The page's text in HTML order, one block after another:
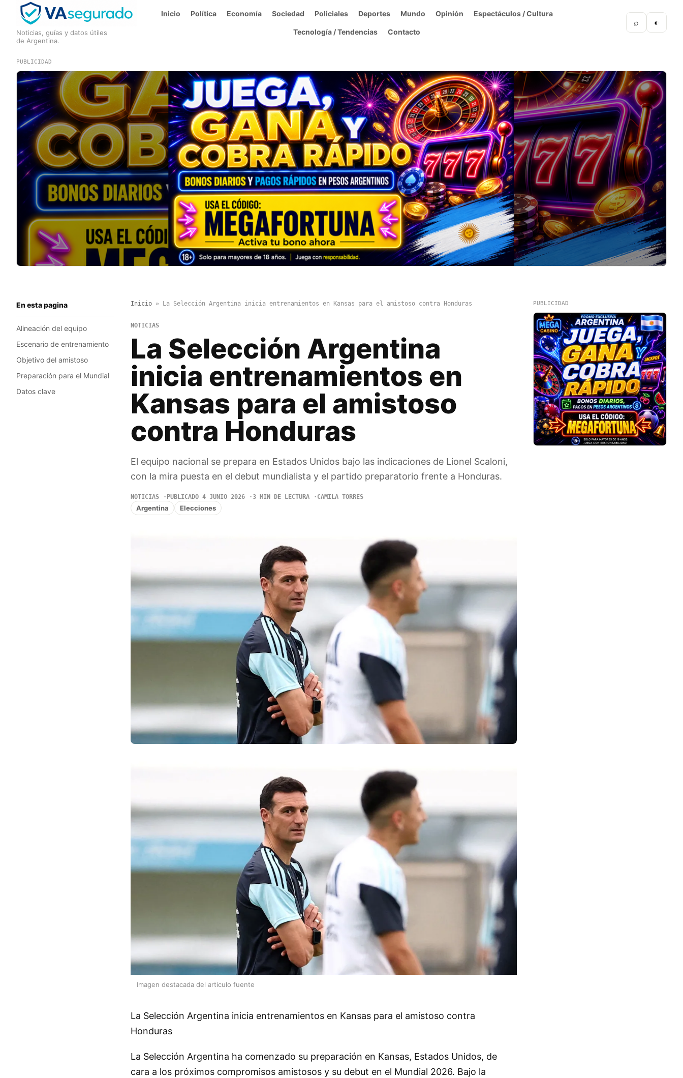
Noticias, guías y datos útiles
de Argentina.
Inicio Política Economía Sociedad Policiales Deportes Mundo Opinión Espectáculos / Cultura
Tecnología / Tendencias Contacto
⌕ ◐
PUBLICIDAD
En esta pagina
Alineación del equipo
Escenario de entrenamiento
Objetivo del amistoso
Preparación para el Mundial
Datos clave
Inicio» La Selección Argentina inicia entrenamientos en Kansas para el amistoso contra Honduras
NOTICIAS
La Selección Argentina
inicia entrenamientos en
Kansas para el amistoso
contra Honduras
El equipo nacional se prepara en Estados Unidos bajo las indicaciones de Lionel Scaloni,
con la mira puesta en el debut mundialista y el partido preparatorio frente a Honduras.
NOTICIAS PUBLICADO 4 JUNIO 2026 3 MIN DE LECTURA CAMILA TORRES
Argentina Elecciones
Imagen destacada del articulo fuente
La Selección Argentina inicia entrenamientos en Kansas para el amistoso contra
Honduras
La Selección Argentina ha comenzado su preparación en Kansas, Estados Unidos, de
cara a los próximos compromisos amistosos y su debut en el Mundial 2026. Bajo la
PUBLICIDAD